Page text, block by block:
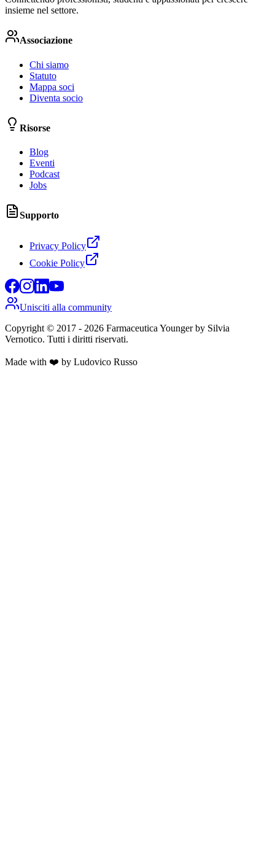
insieme nel settore.
Associazione
Chi siamo
Statuto
Mappa soci
Diventa socio
Risorse
Blog
Eventi
Podcast
Jobs
Supporto
Privacy Policy
Cookie Policy
Unisciti alla community
Copyright © 2017 - 2026 Farmaceutica Youngerby Silvia
Vernotico. Tutti i diritti riservati.
Made with ❤️ by Ludovico Russo